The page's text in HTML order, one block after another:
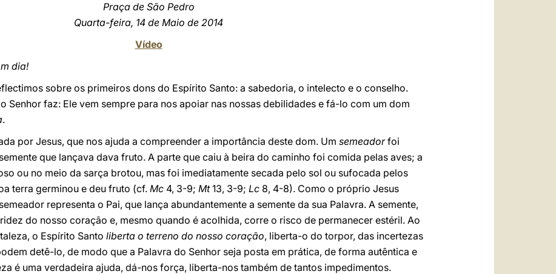
Praça de São Pedro
Quarta-feira, 14 de Maio de 2014
Vídeo
dia!
sobre os primeiros dons do Espírito Santo: a sabedoria, o intelecto e o conselho.
Senhor faz: Ele vem sempre para nos apoiar nas nossas debilidades e fá-lo com um dom
.
por Jesus, que nos ajuda a compreender a importância deste dom. Um semeadorfoi
que lançava dava fruto. A parte que caiu à beira do caminho foi comida pelas aves; a
ou no meio da sarça brotou, mas foi imediatamente secada pelo sol ou sufocada pelos
terra germinou e deu fruto (cf. Mc 4, 3-9; Mt13, 3-9; Lc 8, 4-8). Como o próprio Jesus
representa o Pai, que lança abundantemente a semente da sua Palavra. A semente,
do nosso coração e, mesmo quando é acolhida, corre o risco de permanecer estéril. Ao
o Espírito Santo liberta o terreno do nosso coração, liberta-o do torpor, das incertezas
detê-lo, de modo que a Palavra do Senhor seja posta em prática, de forma autêntica e
é uma verdadeira ajuda, dá-nos força, liberta-nos também de tantos impedimentos.